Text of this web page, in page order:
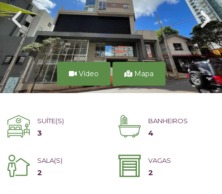
Vídeo Mapa
SUÍTE(S)
3
BANHEIROS
4
SALA(S)
2
VAGAS
2